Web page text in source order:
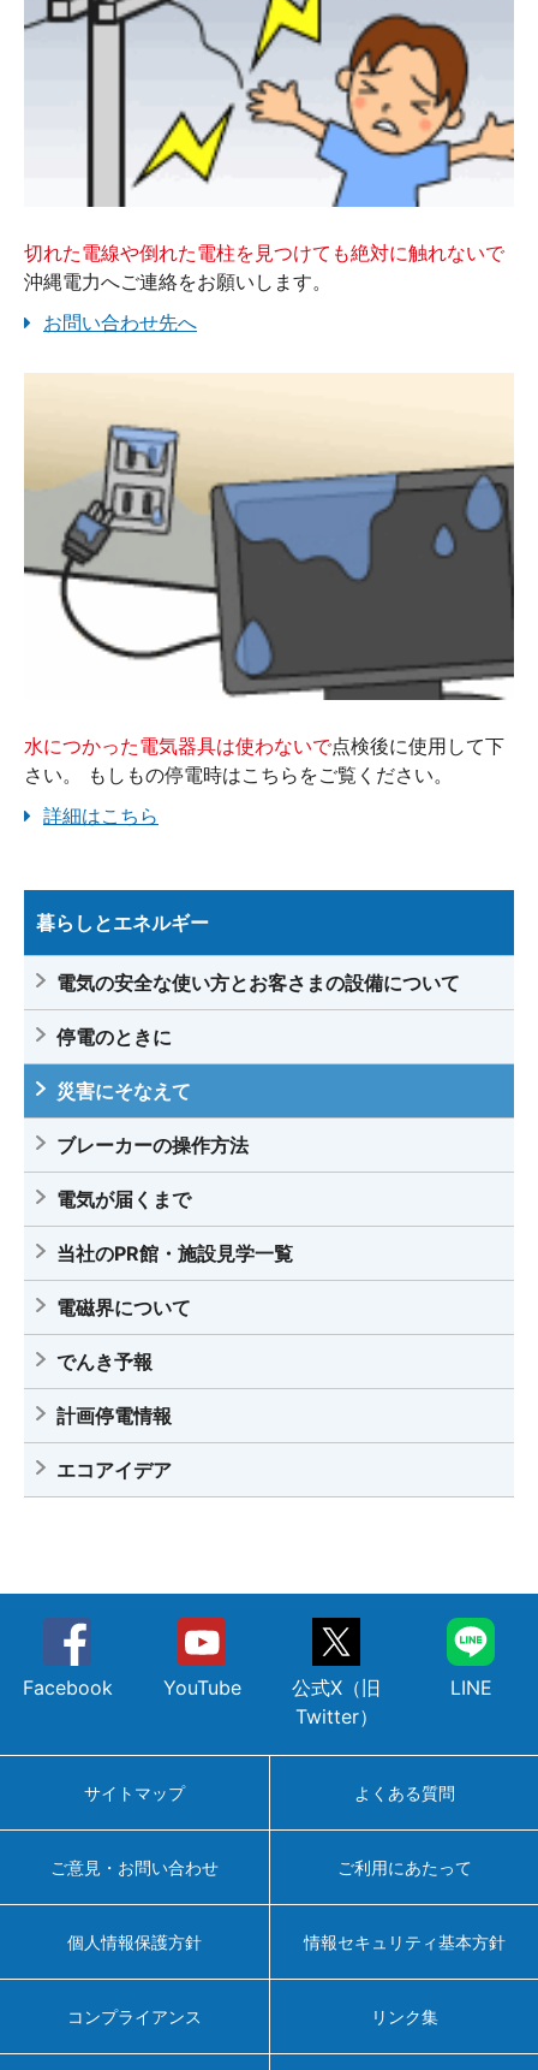
切れた電線や倒れた電柱を見つけても絶対に触れないで
沖縄電力へご連絡をお願いします。
お問い合わせ先へ
水につかった電気器具は使わないで点検後に使用して下
さい。 もしもの停電時はこちらをご覧ください。
詳細はこちら
暮らしとエネルギー
電気の安全な使い方とお客さまの設備について
停電のときに
災害にそなえて
ブレーカーの操作方法
電気が届くまで
当社のPR館・施設見学一覧
電磁界について
でんき予報
計画停電情報
エコアイデア
Facebook YouTube
公式X（旧
Twitter）
LINE
サイトマップ よくある質問
ご意見・お問い合わせ ご利用にあたって
個人情報保護方針 情報セキュリティ基本方針
コンプライアンス リンク集